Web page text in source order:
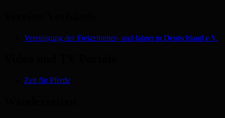
Vereinigung der Freizeitreiter- und fahrer in Deutschland e.V.
Zeit für Pferde